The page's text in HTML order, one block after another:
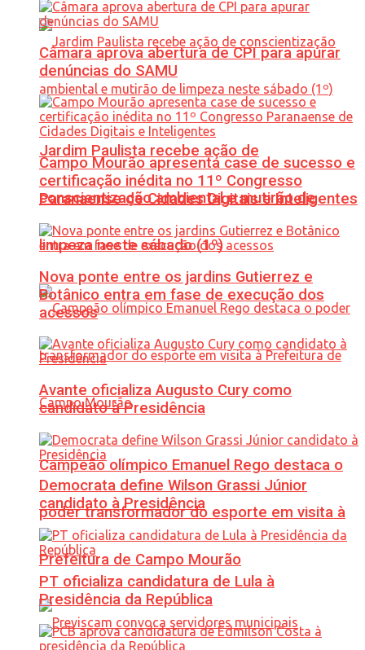
Jardim Paulista recebe ação de
conscientização ambiental e mutirão de
limpeza neste sábado (1º)
Campeão olímpico Emanuel Rego destaca o
poder transformador do esporte em visita à
Prefeitura de Campo Mourão
Câmara aprova abertura de CPI para apurar
denúncias do SAMU
Campo Mourão apresenta case de sucesso e
certificação inédita no 11º Congresso
Paranaense de Cidades Digitais e Inteligentes
Nova ponte entre os jardins Gutierrez e
Botânico entra em fase de execução dos
acessos
Avante oficializa Augusto Cury como
candidato à Presidência
Democrata define Wilson Grassi Júnior
candidato à Presidência
PT oficializa candidatura de Lula à
Presidência da República